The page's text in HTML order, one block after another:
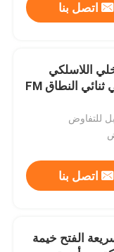
اتصل بنا
اللاسلكي
ميكروفون ديناميكي ثنائي النطاق FM
اتصل بنا
الفتح خيمة